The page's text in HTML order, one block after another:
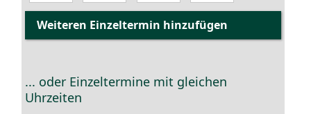
... oder Einzeltermine mit gleichen
Uhrzeiten